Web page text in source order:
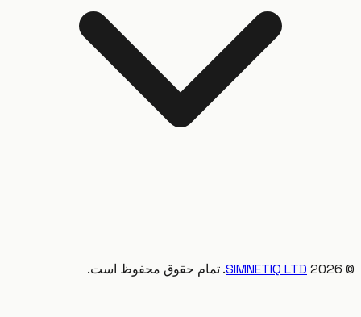
SIMNETIQ LTD. تمام حقوق محفوظ است.